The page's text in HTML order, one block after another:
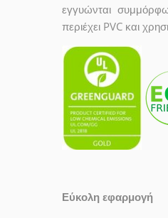
εγγυώνται
περιέχει PVC και
Εύκολη εφαρμογή